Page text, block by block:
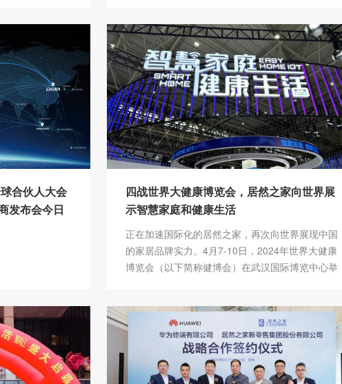
CEO汪林朋对与会的门窗行业企业高呼，要抓住定
制、智能和设计这三道行业亮光，与居然之家和广
大经销商抱团取暖，构建风险共担、利益共生的命
运共同体。
合伙人大会
发布会今日
四战世界大健康博览会，居然之家向世界展
示智慧家庭和健康生活
正在加速国际化的居然之家，再次向世界展现中国
的家居品牌实力。4月7-10日，2024年世界大健康
博览会（以下简称健博会）在武汉国际博览中心举
验的同时，也借助该展会，向世界推广居然之家的
品牌和产品，为居然之家走向国际化奠定基础、拾